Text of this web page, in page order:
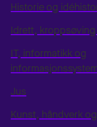
Historie og
Idrett,
IT, informatikk og
Jus
Kunst, håndverk